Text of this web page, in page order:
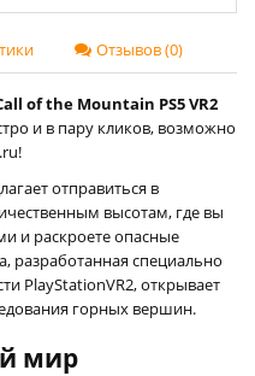
Отзывов (0)
of the Mountain PS5 VR2
и в пару кликов, возможно
отправиться в
высотам, где вы
и раскроете опасные
разработанная специально
PlayStationVR2, открывает
горных вершин.
мир